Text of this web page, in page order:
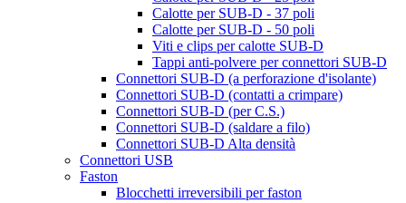
Calotte per SUB-D - 37 poli
Calotte per SUB-D - 50 poli
Viti e clips per calotte SUB-D
Tappi anti-polvere per connettori SUB-D
Connettori SUB-D (a perforazione d'isolante)
Connettori SUB-D (contatti a crimpare)
Connettori SUB-D (per C.S.)
Connettori SUB-D (saldare a filo)
Connettori SUB-D Alta densità
Connettori USB
Faston
Blocchetti irreversibili per faston